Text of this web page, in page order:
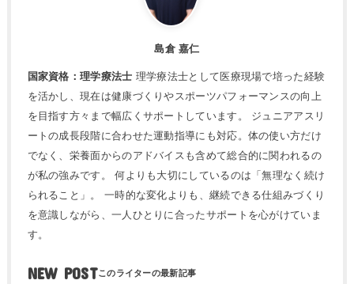
島倉 嘉仁
国家資格：理学療法士 理学療法士として医療現場で培った経験
を活かし、現在は健康づくりやスポーツパフォーマンスの向上
を目指す方々まで幅広くサポートしています。 ジュニアアスリ
ートの成長段階に合わせた運動指導にも対応。体の使い方だけ
でなく、栄養面からのアドバイスも含めて総合的に関われるの
が私の強みです。 何よりも大切にしているのは「無理なく続け
られること」。 一時的な変化よりも、継続できる仕組みづくり
を意識しながら、一人ひとりに合ったサポートを心がけていま
す。
NEW POST